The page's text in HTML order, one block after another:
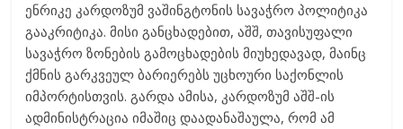
ენრიკე კარდოზუმ ვაშინგტონის სავაჭრო პოლიტიკა
გააკრიტიკა. მისი განცხადებით, აშშ, თავისუფალი
სავაჭრო ზონების გამოცხადების მიუხედავად, მაინც
ქმნის გარკვეულ ბარიერებს უცხოური საქონლის
იმპორტისთვის. გარდა ამისა, კარდოზუმ აშშ-ის
ადმინისტრაცია იმაშიც დაადანაშაულა, რომ ამ